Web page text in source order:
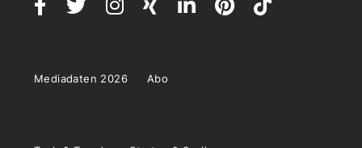
Mediadaten 2026 Abo